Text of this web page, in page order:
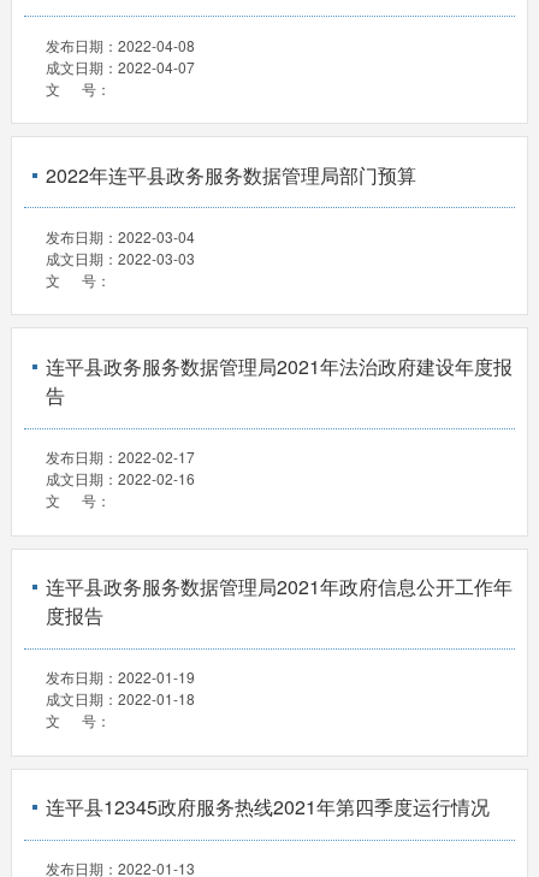
发布日期： 2022-04-08
成文日期： 2022-04-07
文 号：
2022年连平县政务服务数据管理局部门预算
发布日期： 2022-03-04
成文日期： 2022-03-03
文 号：
连平县政务服务数据管理局2021年法治政府建设年度报
告
发布日期： 2022-02-17
成文日期： 2022-02-16
文 号：
连平县政务服务数据管理局2021年政府信息公开工作年
度报告
发布日期： 2022-01-19
成文日期： 2022-01-18
文 号：
连平县12345政府服务热线2021年第四季度运行情况
发布日期： 2022-01-13